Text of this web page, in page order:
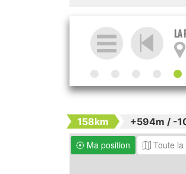
La
158km +594m / -
Ma position
Toute la